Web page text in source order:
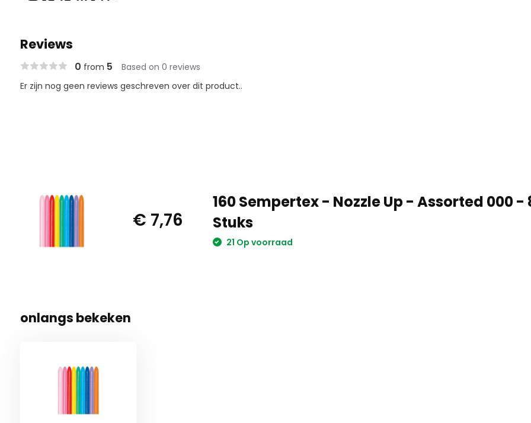
Reviews
0 from 5 Based on 0 reviews
Er zijn nog geen reviews geschreven over dit product..
€ 7,76
160 Sempertex - Nozzle Up - Assorted 000 -
Stuks
21 Op voorraad
onlangs bekeken